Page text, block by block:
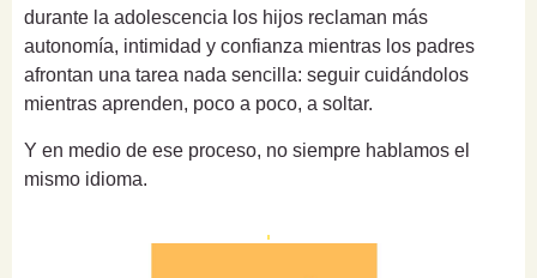
durante la adolescencia los hijos reclaman más
autonomía, intimidad y confianza mientras los padres
afrontan una tarea nada sencilla: seguir cuidándolos
mientras aprenden, poco a poco, a soltar.
Y en medio de ese proceso, no siempre hablamos el
mismo idioma.